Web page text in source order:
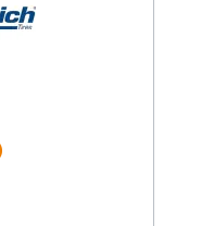
Mehr Informationen zum